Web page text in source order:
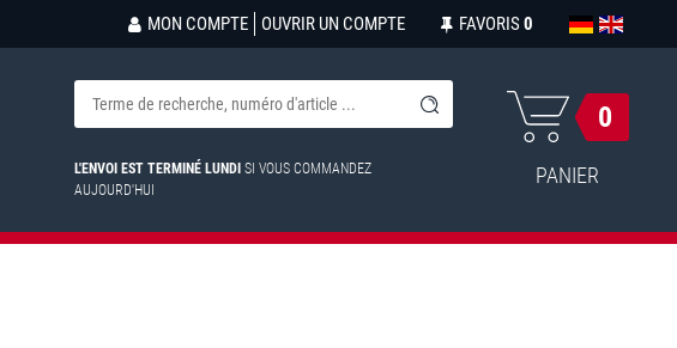
MON COMPTE OUVRIR UN COMPTE FAVORIS 0
L'ENVOI EST TERMINÉ LUNDI SI VOUS COMMANDEZ
AUJOURD'HUI
0
PANIER